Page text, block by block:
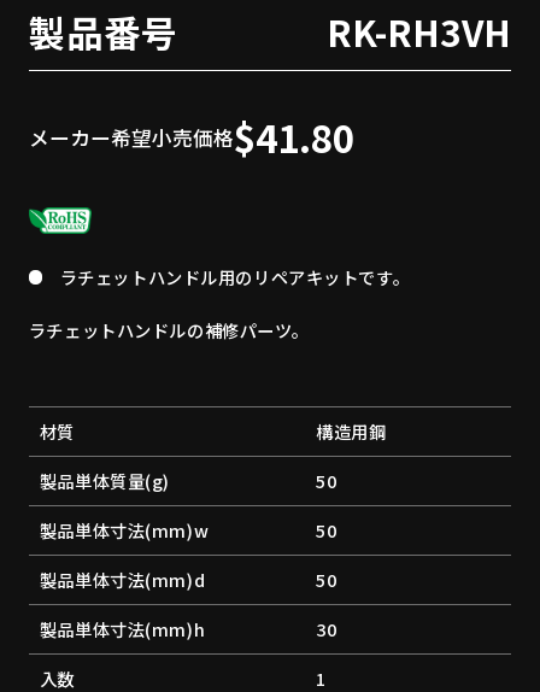
製品番号 RK-RH3VH
メーカー希望小売価格$41.80
ラチェットハンドル用のリペアキットです。
ラチェットハンドルの補修パーツ。
材質
構造用鋼
製品単体質量(g)
50
製品単体寸法(mm)w
50
製品単体寸法(mm)d
50
製品単体寸法(mm)h
30
入数
1